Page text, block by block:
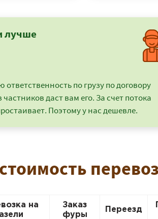
лучше
по грузу по договору
даст вам его. За счет потока
Поэтому у нас дешевле.
на
Заказ
фуры
Переезд